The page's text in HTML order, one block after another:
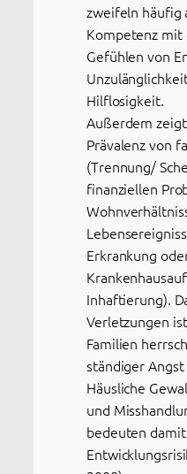
zweifeln häufig
Kompetenz mit
Gefühlen von
Hilflosigkeit.
Außerdem
Prävalenz von
(Trennung/
finanziellen
Erkrankung
Inhaftierung).
Verletzungen
Familien
ständiger
Häusliche
und
bedeuten